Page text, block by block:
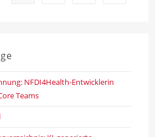
NFDI4Health-Entwicklerin
Teams